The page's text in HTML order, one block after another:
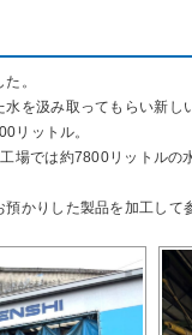
。
を汲み取ってもらい新し
リットル。
場では約7800リットルの
かりした製品を加工して